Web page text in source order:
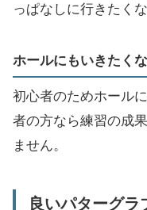
っぱなしに行きたくな
ホールにもいきたく
初心者のためホール
者の方なら練習の成
ません。
良いパターグラ